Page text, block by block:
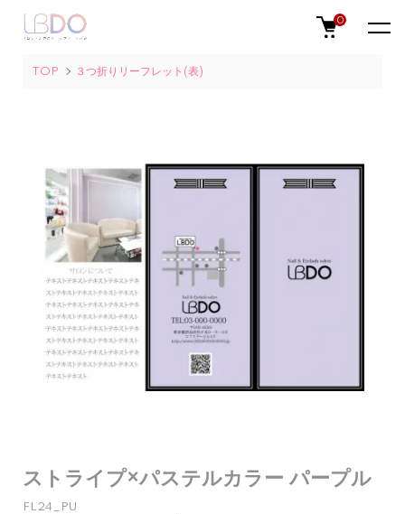
0
TOP ３つ折りリーフレット(表)
ストライプ×パステルカラー パープル
FL24_PU